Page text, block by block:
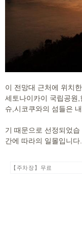
이 전망대 근처에 위치
세토나이카이 국립공원
슈,시코쿠와의 섬들은
기 때문으로 선정되었
간에 따라의 일몰입니다.
【주차장】무료